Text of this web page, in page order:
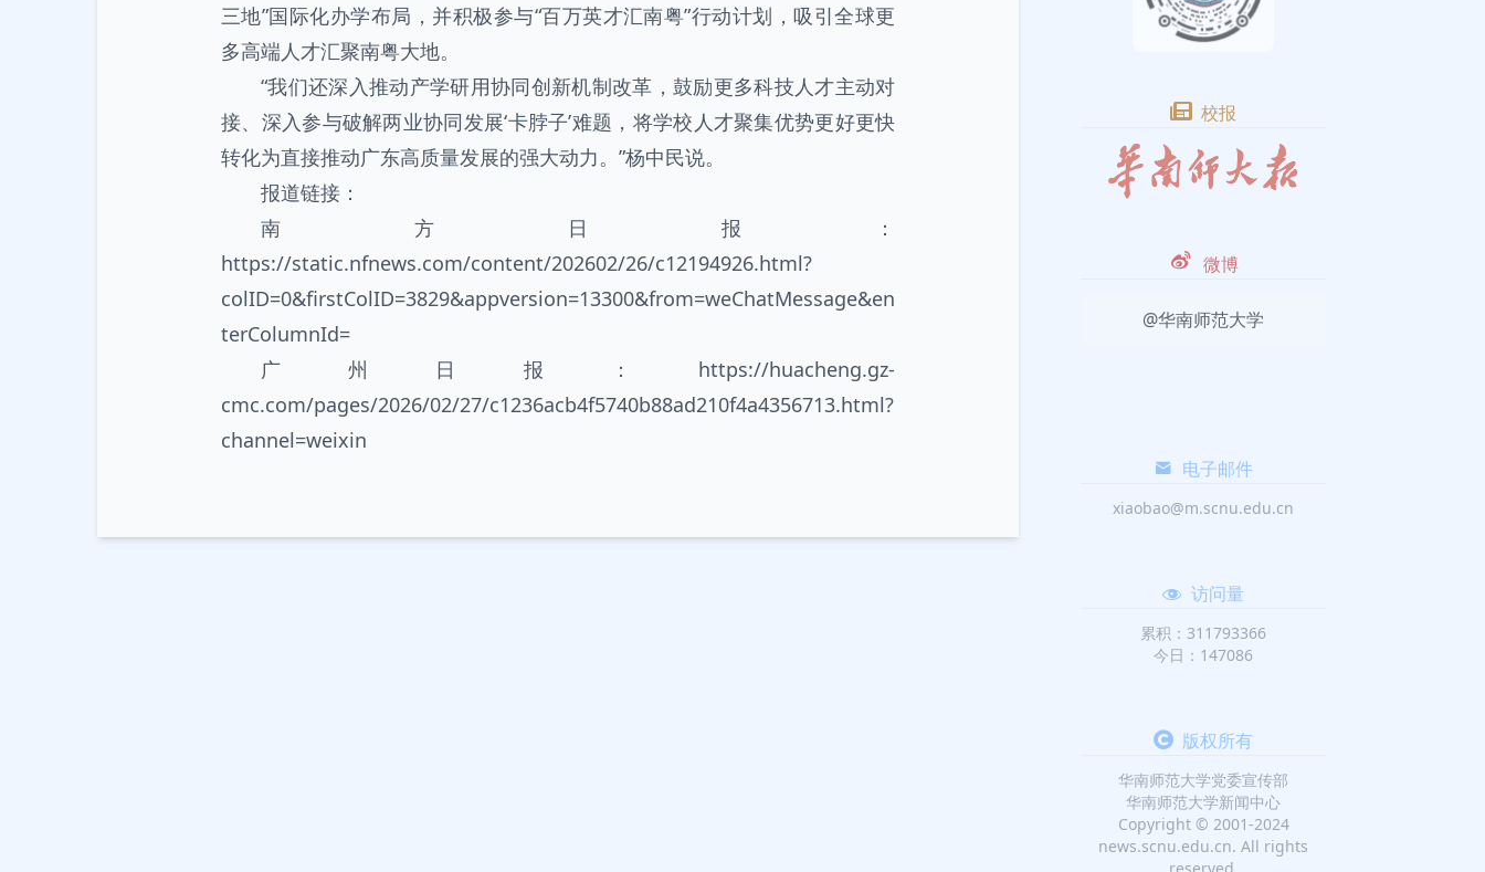
三地”国际化办学布局，并积极参与“百万英才汇南粤”行动计划，吸引全球更
多高端人才汇聚南粤大地。
“我们还深入推动产学研用协同创新机制改革，鼓励更多科技人才主动对
接、深入参与破解两业协同发展‘卡脖子’难题，将学校人才聚集优势更好更快
转化为直接推动广东高质量发展的强大动力。”杨中民说。
报道链接：
南方日报：
https://static.nfnews.com/content/202602/26/c12194926.html?
colID=0&firstColID=3829&appversion=13300&from=weChatMessage&en
terColumnId=
广州日报： https://huacheng.gz-
cmc.com/pages/2026/02/27/c1236acb4f5740b88ad210f4a4356713.html?
channel=weixin
校报
微博
@华南师范大学
电子邮件
xiaobao@m.scnu.edu.cn
访问量
累积：311793366
今日：147086
版权所有
华南师范大学党委宣传部
华南师范大学新闻中心
Copyright © 2001-2024
news.scnu.edu.cn. All rights